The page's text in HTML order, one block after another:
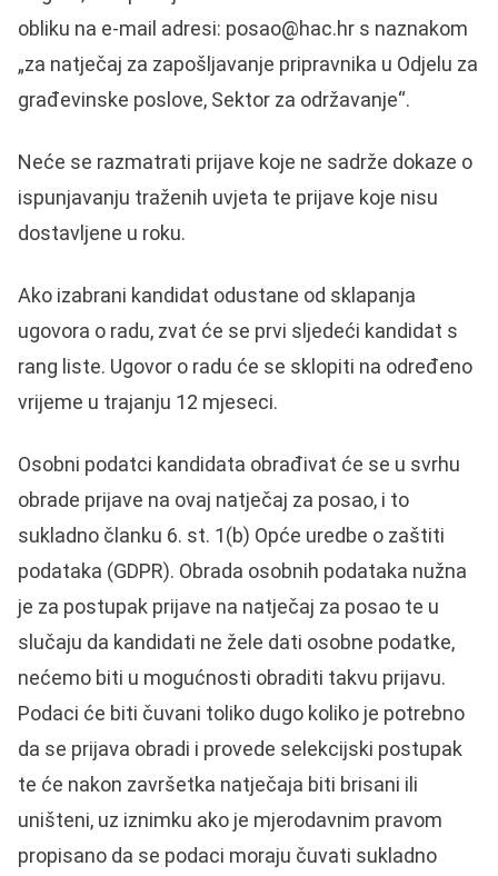
obliku na e-mail adresi: posao@hac.hr s naznakom
„za natječaj za zapošljavanje pripravnika u Odjelu za
građevinske poslove, Sektor za održavanje“.
Neće se razmatrati prijave koje ne sadrže dokaze o
ispunjavanju traženih uvjeta te prijave koje nisu
dostavljene u roku.
Ako izabrani kandidat odustane od sklapanja
ugovora o radu, zvat će se prvi sljedeći kandidat s
rang liste. Ugovor o radu će se sklopiti na određeno
vrijeme u trajanju 12 mjeseci.
Osobni podatci kandidata obrađivat će se u svrhu
obrade prijave na ovaj natječaj za posao, i to
sukladno članku 6. st. 1(b) Opće uredbe o zaštiti
podataka (GDPR). Obrada osobnih podataka nužna
je za postupak prijave na natječaj za posao te u
slučaju da kandidati ne žele dati osobne podatke,
nećemo biti u mogućnosti obraditi takvu prijavu.
Podaci će biti čuvani toliko dugo koliko je potrebno
da se prijava obradi i provede selekcijski postupak
te će nakon završetka natječaja biti brisani ili
uništeni, uz iznimku ako je mjerodavnim pravom
propisano da se podaci moraju čuvati sukladno